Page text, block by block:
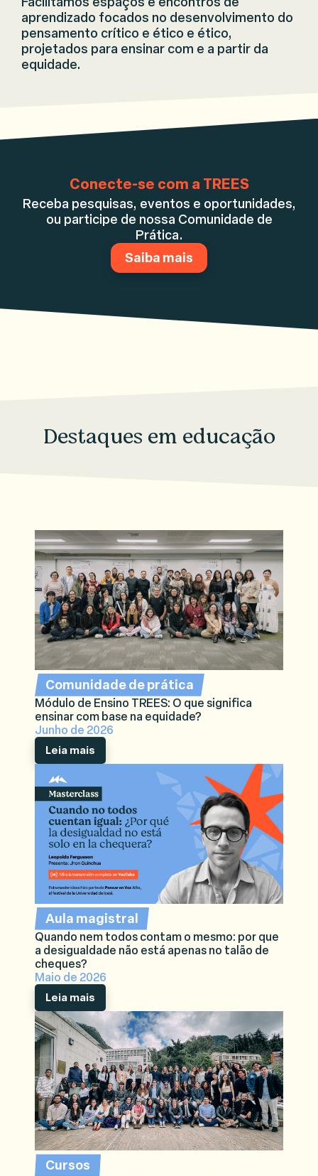
aprendizado focados no desenvolvimento do
pensamento crítico e ético e ético,
projetados para ensinar com e a partir da
equidade.
Conecte-se com a TREES
Receba pesquisas, eventos e oportunidades,
ou participe de nossa Comunidade de
Prática.
Saiba mais
Destaques em educação
Comunidade de prática
Módulo de Ensino TREES: O que significa
ensinar com base na equidade?
Junho de 2026
Leia mais
Aula magistral
Quando nem todos contam o mesmo: por que
a desigualdade não está apenas no talão de
cheques?
Maio de 2026
Leia mais
Cursos